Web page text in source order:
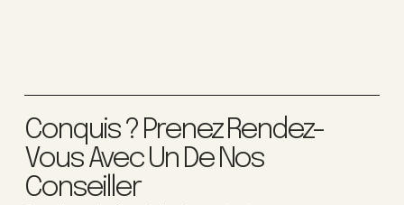
Conquis ? Prenez Rendez-
Vous Avec Un De Nos
Conseiller